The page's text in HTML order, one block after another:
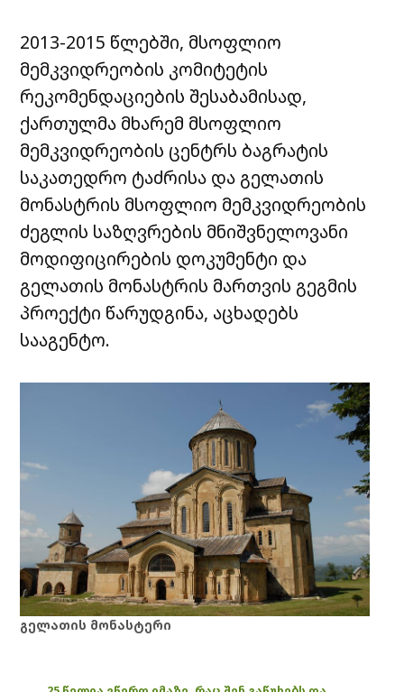
2013-2015 წლებში, მსოფლიო
მემკვიდრეობის კომიტეტის
რეკომენდაციების შესაბამისად,
ქართულმა მხარემ მსოფლიო
მემკვიდრეობის ცენტრს ბაგრატის
საკათედრო ტაძრისა და გელათის
მონასტრის მსოფლიო მემკვიდრეობის
ძეგლის საზღვრების მნიშვნელოვანი
მოდიფიცირების დოკუმენტი და
გელათის მონასტრის მართვის გეგმის
პროექტი წარუდგინა, აცხადებს
სააგენტო.
გელათის მონასტერი